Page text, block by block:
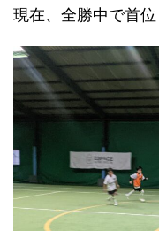
現在、全勝中で首位